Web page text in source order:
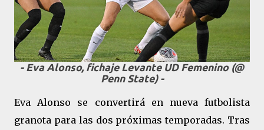
- Eva Alonso, fichaje Levante UD Femenino (@
Penn State) -
Eva Alonso se convertirá en nueva futbolista
granota para las dos próximas temporadas. Tras